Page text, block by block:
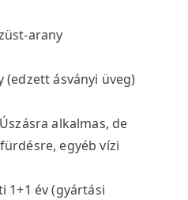
arany
ásványi üveg)
alkalmas, de
egyéb vízi
1+1 év (gyártási